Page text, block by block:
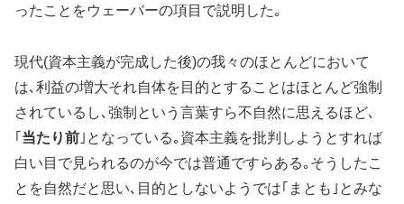
ったことをウェーバーの項目で説明した｡
現代(資本主義が完成した後)の我々のほとんどにおいて
は､利益の増大それ自体を目的とすることはほとんど強制
されているし､強制という言葉すら不自然に思えるほど､
｢ 当たり前 ｣となっている｡資本主義を批判しようとすれば
白い目で見られるのが今では普通ですらある｡そうしたこ
とを自然だと思い､目的としないようでは｢まとも｣とみな